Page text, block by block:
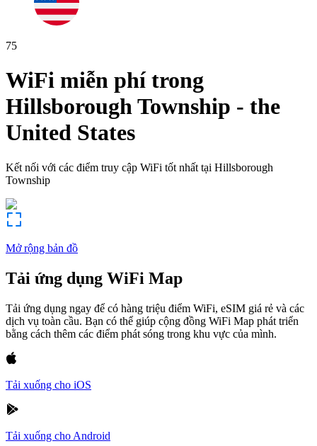
75
WiFi miễn phí trong
Hillsborough Township - the
United States
Kết nối với các điểm truy cập WiFi tốt nhất tại Hillsborough
Township
Mở rộng bản đồ
Tải ứng dụng WiFi Map
Tải ứng dụng ngay để có hàng triệu điểm WiFi, eSIM giá rẻ và các
dịch vụ toàn cầu. Bạn có thể giúp cộng đồng WiFi Map phát triển
bằng cách thêm các điểm phát sóng trong khu vực của mình.
Tải xuống cho iOS
Tải xuống cho Android